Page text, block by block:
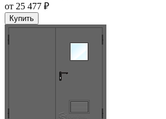
от 25 477 ₽
Купить